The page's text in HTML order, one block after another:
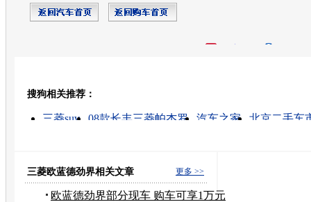
搜狗相关推荐：
三菱suv 08款长丰三菱帕杰罗 汽车之家
北京二手车
更多 >>
三菱欧蓝德劲界相关文章
欧蓝德劲界部分现车 购车可享1万元